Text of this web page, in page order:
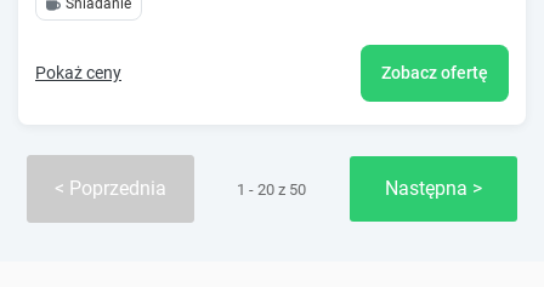
Śniadanie
Pokaż ceny Zobacz ofertę
Poprzednia 1 - 20 z 50 Następna